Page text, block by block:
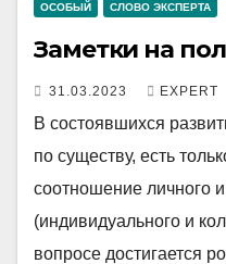
ОСОБЫЙ СЛОВО ЭКСПЕРТА
Заметки на
31.03.2023 EXPERT
В состоявшихся
по существу, есть
соотношение личного
(индивидуального и
вопросе достигается